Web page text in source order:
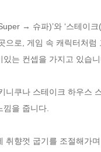
→ 슈파)’와 ‘스테이
으로, 게임 속 캐릭터처럼
있는 컨셉을 가지고 있습니
니쿠나 스테이크 하우스
을 줍니다.
취향껏 굽기를 조절해가